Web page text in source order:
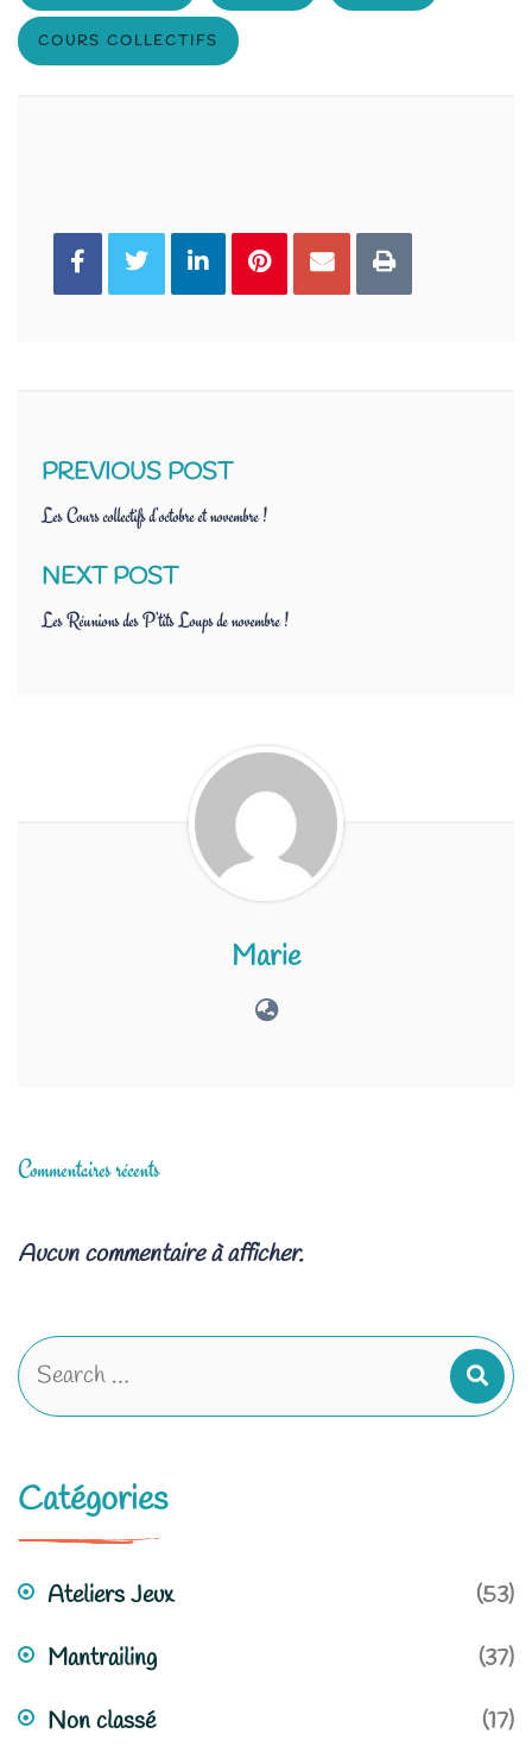
COURS COLLECTIFS
PREVIOUS POST
Les Cours collectifs d’octobre et novembre !
NEXT POST
Les Réunions des P’tits Loups de novembre !
Marie
Commentaires récents
Aucun commentaire à afficher.
Catégories
Ateliers Jeux
(53)
Mantrailing
(37)
Non classé
(17)